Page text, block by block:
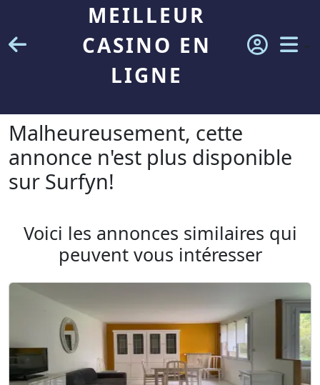
MEILLEUR
CASINO EN
LIGNE
Malheureusement, cette
annonce n'est plus disponible
sur Surfyn!
Voici les annonces similaires qui
peuvent vous intéresser